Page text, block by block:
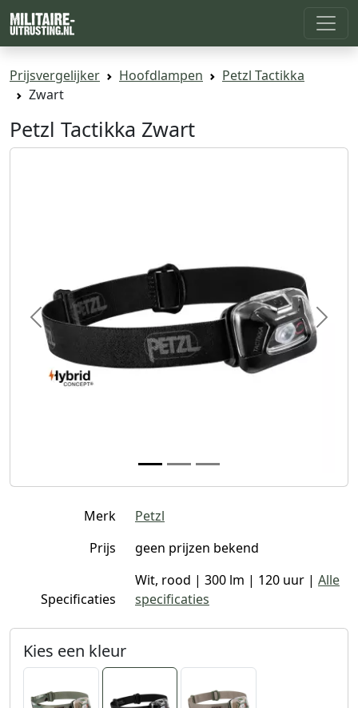
Prijsvergelijker Hoofdlampen
Petzl Tactikka
Zwart
Petzl Tactikka Zwart
Previous Next
Merk
Petzl
Prijs
geen prijzen bekend
Specificaties
Wit, rood | 300 lm | 120 uur | Alle
specificaties
Kies een kleur